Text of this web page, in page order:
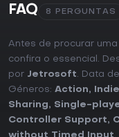
FAQ 8 PERGUNTAS
Antes de procurar uma
confira o essencial.
por Jetrosoft. Data
Géneros: Action, Indie
Sharing, Single-
Controller Support,